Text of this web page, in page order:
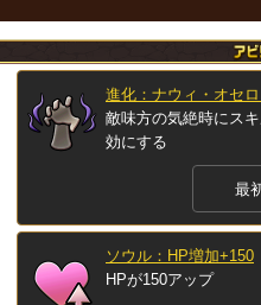
進化：ナウィ・オセ
敵味方の気絶時にス
効にする
最
ソウル：HP増加+150
HPが150アップ